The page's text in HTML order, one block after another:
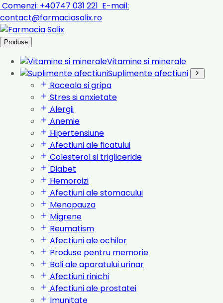
Comenzi: +40747 031 221 E-mail:
contact@farmaciasalix.ro
Produse
Vitamine si minerale
Suplimente afectiuni
Raceala si gripa
Stres si anxietate
Alergii
Anemie
Hipertensiune
Afectiuni ale ficatului
Colesterol si trigliceride
Diabet
Hemoroizi
Afectiuni ale stomacului
Menopauza
Migrene
Reumatism
Afectiuni ale ochilor
Produse pentru memorie
Boli ale aparatului urinar
Afectiuni rinichi
Afectiuni ale prostatei
Imunitate